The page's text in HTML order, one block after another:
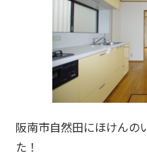
阪南市自然田にほけんの
た！